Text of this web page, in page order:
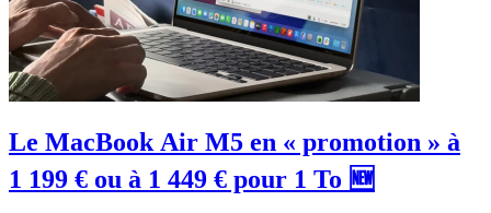
Le MacBook Air M5 en « promotion » à
1 199 € ou à 1 449 € pour 1 To 🆕